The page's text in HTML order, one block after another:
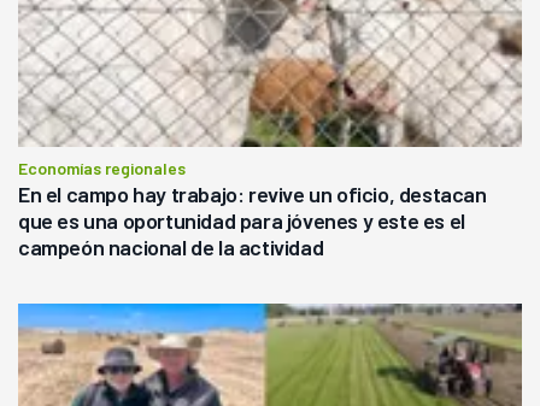
Economías regionales
En el campo hay trabajo: revive un oficio, destacan
que es una oportunidad para jóvenes y este es el
campeón nacional de la actividad